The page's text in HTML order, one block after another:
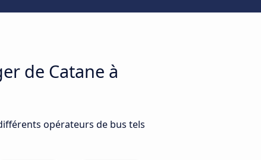
de Catane à
opérateurs de bus tels